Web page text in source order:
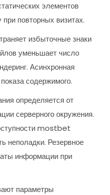
элементов
повторных визитах.
избыточные знаки
уменьшает число
Асинхронная
содержимого.
определяется от
серверного окружения.
mostbet
неполадки. Резервное
информации при
параметры